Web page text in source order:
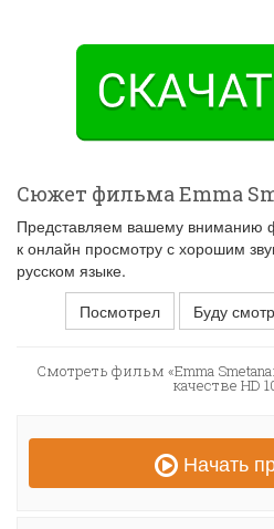
Сюжет фильма Emma
Представляем вашему вниманию
к онлайн просмотру с хорошим
русском языке.
Посмотрел
Буду
Смотреть фильм «Emma
качестве HD
Начать